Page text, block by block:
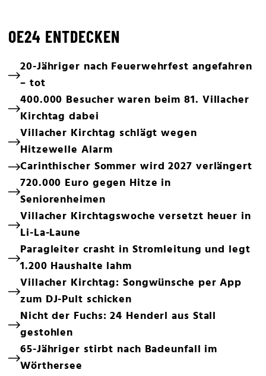
OE24 ENTDECKEN
20-Jähriger nach Feuerwehrfest angefahren
– tot
400.000 Besucher waren beim 81. Villacher
Kirchtag dabei
Villacher Kirchtag schlägt wegen
Hitzewelle Alarm
Carinthischer Sommer wird 2027 verlängert
720.000 Euro gegen Hitze in
Seniorenheimen
Villacher Kirchtagswoche versetzt heuer in
Li-La-Laune
Paragleiter crasht in Stromleitung und legt
1.200 Haushalte lahm
Villacher Kirchtag: Songwünsche per App
zum DJ-Pult schicken
Nicht der Fuchs: 24 Henderl aus Stall
gestohlen
65-Jähriger stirbt nach Badeunfall im
Wörthersee